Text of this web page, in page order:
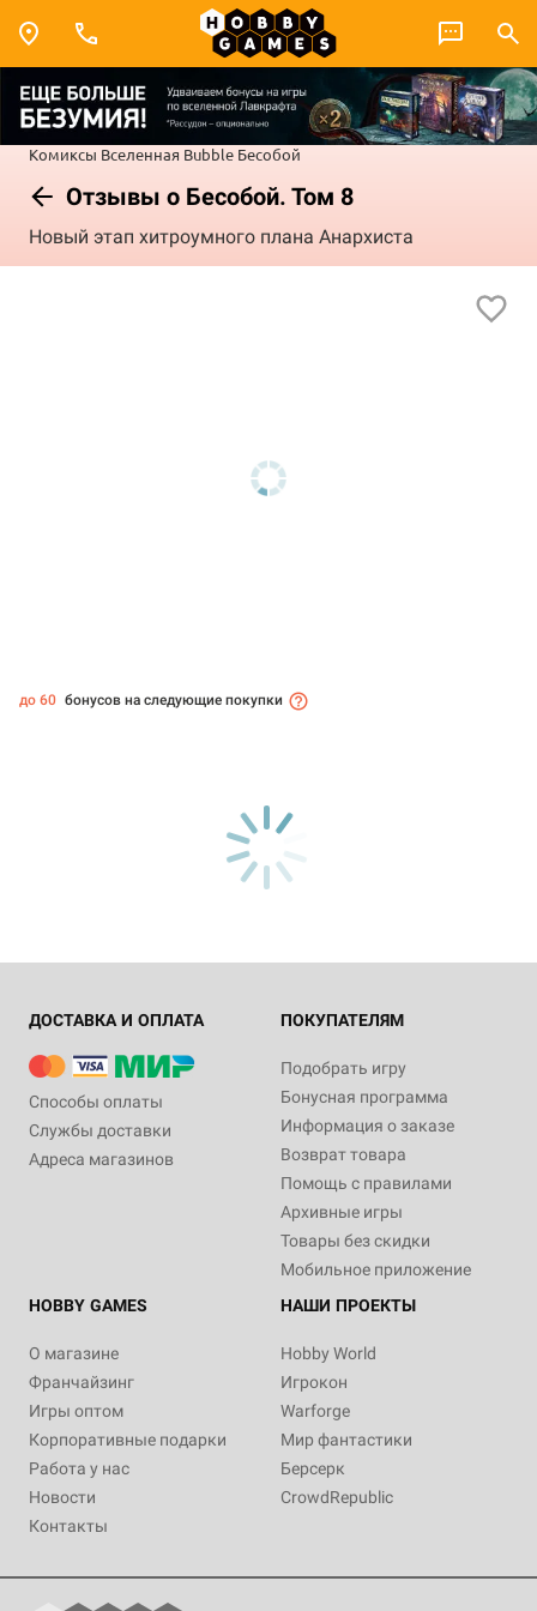
Комиксы Вселенная Bubble Бесобой
Отзывы о Бесобой. Том 8
Новый этап хитроумного плана Анархиста
до 60 бонусов на следующие покупки
ДОСТАВКА И ОПЛАТА
Способы оплаты
Службы доставки
Адреса магазинов
ПОКУПАТЕЛЯМ
Подобрать игру
Бонусная программа
Информация о заказе
Возврат товара
Помощь с правилами
Архивные игры
Товары без скидки
Мобильное приложение
HOBBY GAMES
О магазине
Франчайзинг
Игры оптом
Корпоративные подарки
Работа у нас
Новости
Контакты
НАШИ ПРОЕКТЫ
Hobby World
Игрокон
Warforge
Мир фантастики
Берсерк
CrowdRepublic